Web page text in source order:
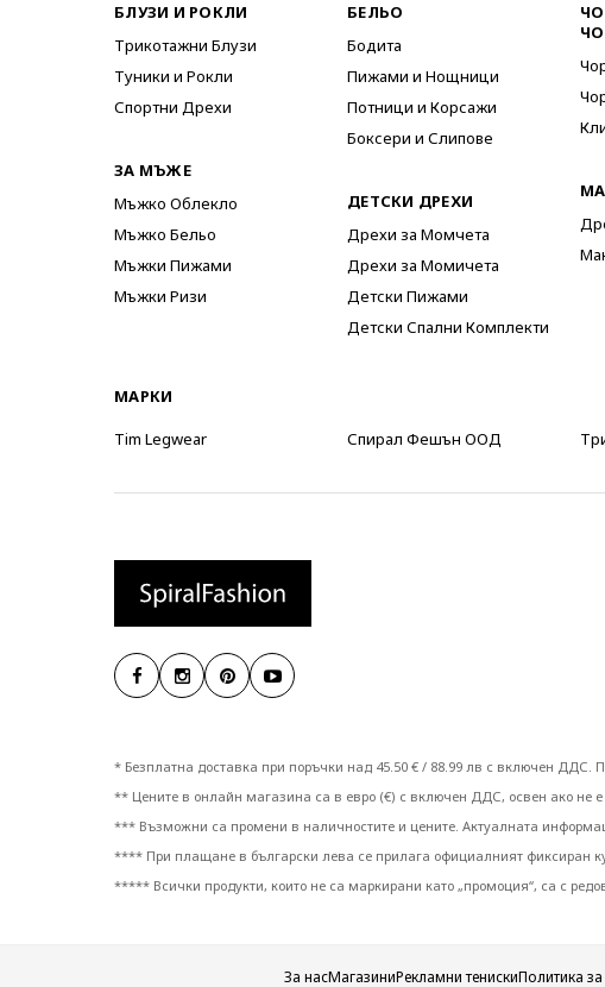
БЛУЗИ И РОКЛИ
Трикотажни Блузи
Туники и Рокли
Спортни Дрехи
ЗА МЪЖЕ
Мъжко Облекло
Мъжко Бельо
Мъжки Пижами
Мъжки Ризи
БЕЛЬО
Бодита
Пижами и Нощници
Потници и Корсажи
Боксери и Слипове
ДЕТСКИ ДРЕХИ
Дрехи за Момчета
Дрехи за Момичета
Детски Пижами
Детски Спални Комплекти
МАРКИ
Tim Legwear
Спирал Фешън ООД
* Безплатна доставка при поръчки над 45.50 € / 88.99 лв с включен ДДС.
** Цените в онлайн магазина са в евро (€) с включен ДДС, освен ако не е
*** Възможни са промени в наличностите и цените. Актуалната
**** При плащане в български лева се прилага официалният фиксиран
***** Всички продукти, които не са маркирани като „промоция“, са с
За насМагазиниРекламни тенискиПолитика